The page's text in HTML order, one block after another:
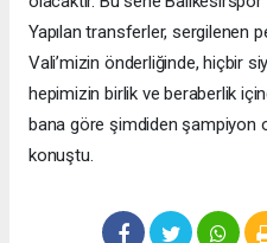
Yapılan transferler, sergilenen
Vali’mizin önderliğinde, hiçbir
hepimizin birlik ve beraberlik
bana göre şimdiden şampiyon
konuştu.